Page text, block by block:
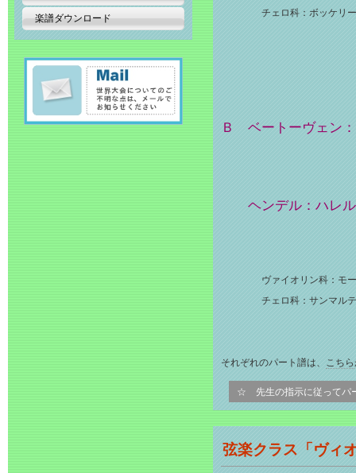
チェロ科：ボッケリー
Ｂ ベートーヴェン
ヘンデル：ハレル
ヴァイオリン科：モーツ
チェロ科：サンマルティ
それぞれのパート譜は、 こちら
☆ 先生の指示に従ってパ
弦楽クラス「ヴィ
楽譜ダウンロード